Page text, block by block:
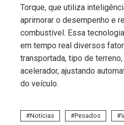
Torque, que utiliza
aprimorar o desempenho e
combustível. Essa
em tempo real diversos
transportada, tipo de
acelerador, ajustando
do veículo.
Notícias Pesados